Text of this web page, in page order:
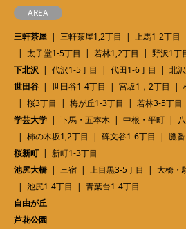
AREA
三軒茶屋
三軒茶屋1,2丁目 上馬1-2丁目
太子堂1-5丁目
若林1,2丁目
野沢1丁
下北沢
代沢1-5丁目 代田1-6丁目
北
世田谷
世田谷1-4丁目 宮坂1，2丁目
桜3丁目
梅が丘1-3丁目 若林3-5丁目
学芸大学
下馬・五本木 中根・平町
柿の木坂1,2丁目
碑文谷1-6丁目
鷹
桜新町
新町1-3丁目
池尻大橋
三宿 上目黒3-5丁目 大橋・
池尻1-4丁目
青葉台1-4丁目
自由が丘
芦花公園